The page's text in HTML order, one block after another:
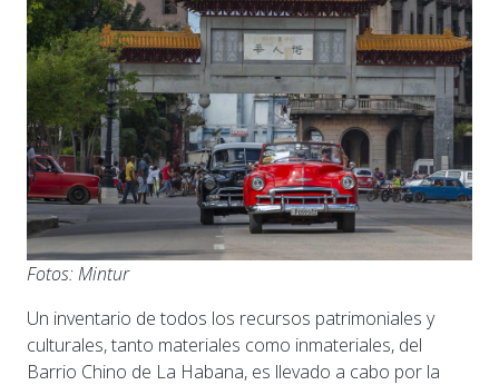
Fotos: Mintur
Un inventario de todos los recursos patrimoniales y
culturales, tanto materiales como inmateriales, del
Barrio Chino de La Habana, es llevado a cabo por la